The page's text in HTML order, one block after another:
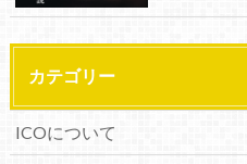
カテゴリー
ICOについて